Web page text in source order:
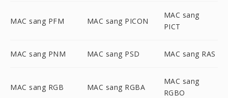
MAC sang PFM MAC sang PICON
MAC sang
PICT
MAC sang PNM MAC sang PSD MAC sang RAS
MAC sang RGB MAC sang RGBA
MAC sang
RGBO